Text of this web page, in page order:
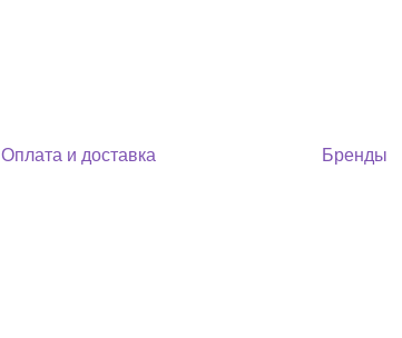
Оплата и доставка Бренды